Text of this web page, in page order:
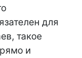
для
такое
и